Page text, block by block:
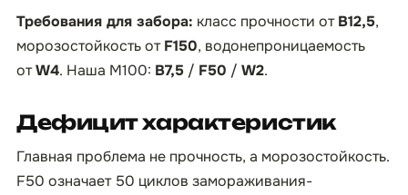
Требования для забора: класс прочности отB12,5,
морозостойкость отF150, водонепроницаемость
отW4. Наша М100: B7,5 / F50 / W2.
Дефицит характеристик
Главная проблема не прочность, а морозостойкость.
F50 означает 50 циклов замораживания-